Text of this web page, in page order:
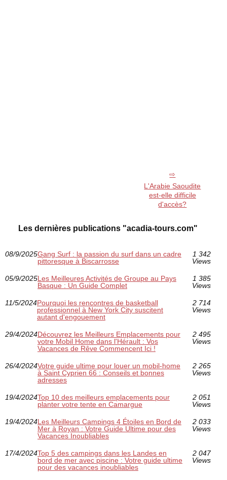
L'Arabie Saoudite
est-elle difficile
d'accès?
Les dernières publications "acadia-tours.com"
08/9/2025Gang Surf : la passion du surf dans un cadre
pittoresque à Biscarrosse
1 342
Views
05/9/2025Les Meilleures Activités de Groupe au Pays
Basque : Un Guide Complet
1 385
Views
11/5/2024Pourquoi les rencontres de basketball
professionnel à New York City suscitent
autant d'engouement
2 714
Views
29/4/2024Découvrez les Meilleurs Emplacements pour
votre Mobil Home dans l'Hérault : Vos
Vacances de Rêve Commencent Ici !
2 495
Views
26/4/2024Votre guide ultime pour louer un mobil-home
à Saint Cyprien 66 : Conseils et bonnes
adresses
2 265
Views
19/4/2024Top 10 des meilleurs emplacements pour
planter votre tente en Camargue
2 051
Views
19/4/2024Les Meilleurs Campings 4 Étoiles en Bord de
Mer à Royan : Votre Guide Ultime pour des
Vacances Inoubliables
2 033
Views
17/4/2024Top 5 des campings dans les Landes en
bord de mer avec piscine : Votre guide ultime
pour des vacances inoubliables
2 047
Views